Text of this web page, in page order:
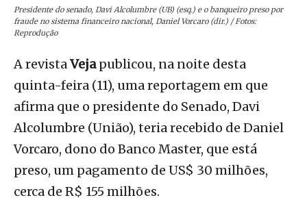
Presidente do senado, Davi Alcolumbre (UB) (esq.) e o banqueiro preso por
fraude no sistema financeiro nacional, Daniel Vorcaro (dir.) / Fotos:
Reprodução
A revistaVejapublicou, na noite desta
quinta-feira (11), uma reportagem em que
afirma que o presidente do Senado, Davi
Alcolumbre (União), teria recebido de Daniel
Vorcaro, dono do Banco Master, que está
preso, um pagamento de US$ 30 milhões,
cerca de R$ 155 milhões.